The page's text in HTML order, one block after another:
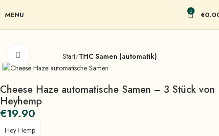
MENU 0 €
Start THC Samen (automatik)
Click to enlarge
Cheese Haze automatische Samen – 3 Stück von
Heyhemp
€19.90
Hey Hemp